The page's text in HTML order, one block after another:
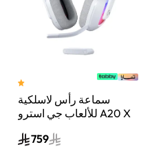
سماعة رأس لاسلكية
للألعاب جي استرو A20 X
واكس بوكس وسويتش
759